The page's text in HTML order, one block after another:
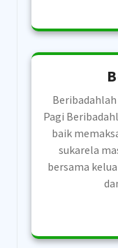
Beribadahlah بِسْمِ اللّهِ الرَّحْمَنِ الرَّحِيْمِEmbun
Pagi
baik
sukarela
bersama